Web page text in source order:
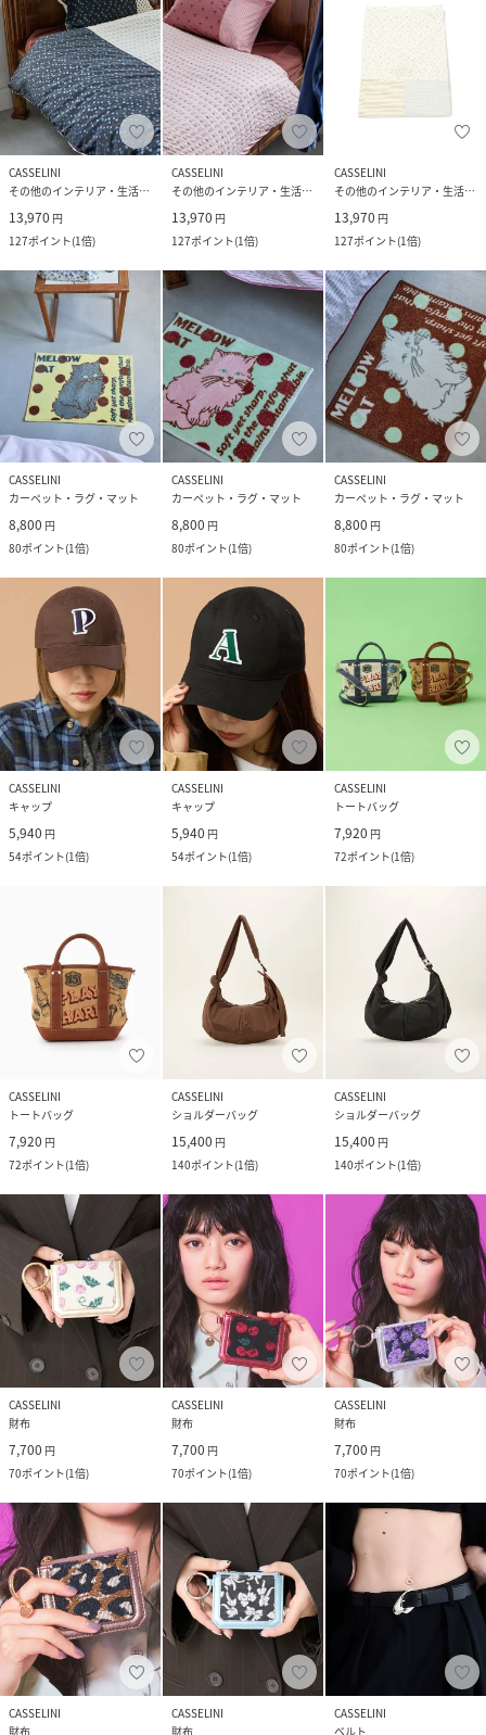
CASSELINI
その他のインテリア・生活雑貨
13,970 円
127ポイント(1倍)
CASSELINI
その他のインテリア・生活雑貨
13,970 円
127ポイント(1倍)
CASSELINI
その他のインテリア・生活雑貨
13,970 円
127ポイント(1倍)
CASSELINI
カーペット・ラグ・マット
8,800 円
80ポイント(1倍)
CASSELINI
カーペット・ラグ・マット
8,800 円
80ポイント(1倍)
CASSELINI
カーペット・ラグ・マット
8,800 円
80ポイント(1倍)
CASSELINI
キャップ
5,940 円
54ポイント(1倍)
CASSELINI
キャップ
5,940 円
54ポイント(1倍)
CASSELINI
トートバッグ
7,920 円
72ポイント(1倍)
CASSELINI
トートバッグ
7,920 円
72ポイント(1倍)
CASSELINI
ショルダーバッグ
15,400 円
140ポイント(1倍)
CASSELINI
ショルダーバッグ
15,400 円
140ポイント(1倍)
CASSELINI
財布
7,700 円
70ポイント(1倍)
CASSELINI
財布
7,700 円
70ポイント(1倍)
CASSELINI
財布
7,700 円
70ポイント(1倍)
CASSELINI
財布
CASSELINI
財布
CASSELINI
ベルト